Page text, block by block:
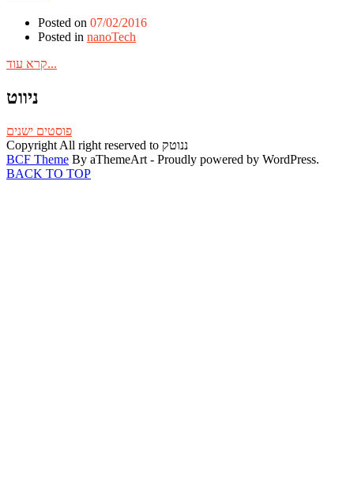
Posted on 07/02/2016
Posted in nanoTech
קרא עוד...
ניווט
פוסטים ישנים
Copyright All right reserved to ננוטק
BCF Theme By aThemeArt - Proudly powered by WordPress.
BACK TO TOP